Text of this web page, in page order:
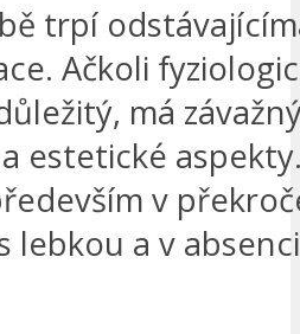
trpí
Ačkoli
má
estetické
v
lebkou a v